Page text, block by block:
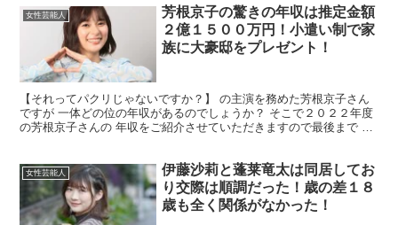
女性芸能人
芳根京子の驚きの年収は推定金額
２億１５００万円！小遣い制で家
族に大豪邸をプレゼント！
【それってパクリじゃないですか？】 の主演を務めた芳根京子さん
ですが 一体どの位の年収があるのでしょうか？ そこで２０２２年度
の芳根京子さんの 年収をご紹介させていただきますので最後まで お
女性芸能人
伊藤沙莉と蓬莱竜太は同居してお
り交際は順調だった！歳の差１８
歳も全く関係がなかった！